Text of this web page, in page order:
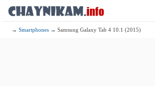
→Smartphones → Samsung Galaxy Tab 4 10.1 (2015)